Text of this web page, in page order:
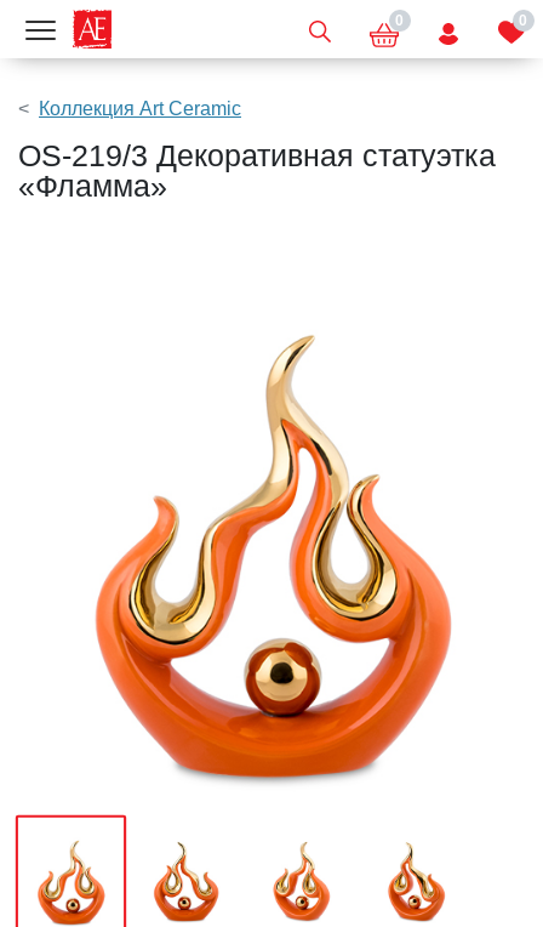
Показать меню 0 0
Коллекция Art Ceramic
OS-219/3 Декоративная статуэтка
«Фламма»